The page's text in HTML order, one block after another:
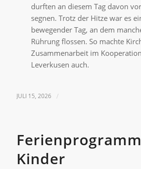
durften an diesem Tag davon
segnen. Trotz der Hitze war es
bewegender Tag, an dem
Rührung flossen. So machte
Zusammenarbeit im
Leverkusen auch.
JULI 15, 2026 /
Kinder